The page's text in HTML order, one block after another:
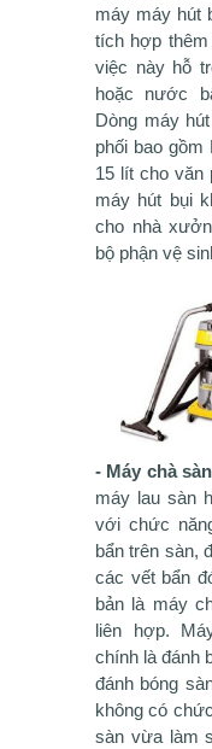
máy máy hút
tích hợp
việc này hỗ
hoặc nước
Dòng máy
phối bao gồm
15 lít cho văn
máy hút bụi
cho nhà
bộ phận vệ
- Máy chà
máy lau sàn
với chức
bẩn trên sàn,
các vết bẩn
bản là máy
liên hợp.
chính là đánh
đánh bóng
không có
sàn vừa làm